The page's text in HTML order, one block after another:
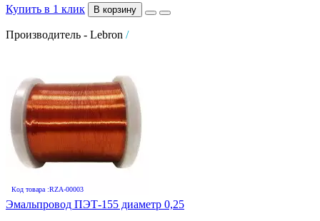
Купить в 1 клик В корзину
Производитель - Lebron /
Код товара :RZA-00003
Эмальпровод ПЭТ-155 диаметр 0,25